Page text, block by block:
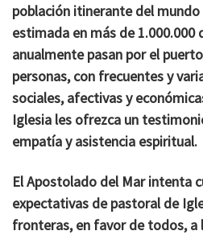
población itinerante del
estimada en más de 1.000.000
anualmente pasan por el
personas, con frecuentes y
sociales, afectivas y
Iglesia les ofrezca un
empatía y asistencia espiritual.
El Apostolado del Mar intenta
expectativas de pastoral de
fronteras, en favor de todos, a